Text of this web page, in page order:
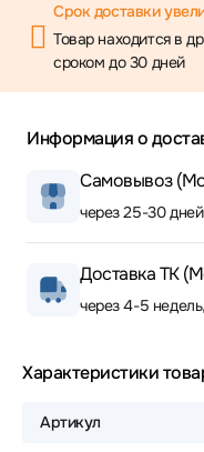
Срок доставки
Товар находится в
сроком до 30 дней
Информация о
Самовывоз
через 25-30
Доставка ТК
через 4-5
Характеристики
Артикул